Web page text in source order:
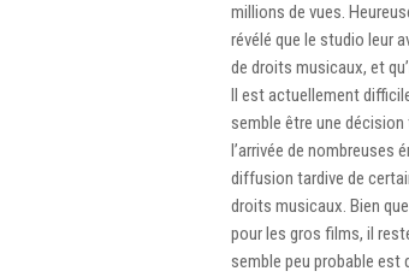
millions de vues.
révélé que le studio leur
de droits musicaux, et
Il est actuellement
semble être une décision
l’arrivée de nombreuses
diffusion tardive de
droits musicaux. Bien
pour les gros films, il
semble peu probable est